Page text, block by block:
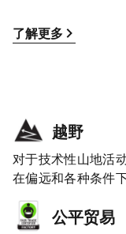
了解更多
越野
对于技术性山地活
在偏远和各种条件
公平贸易